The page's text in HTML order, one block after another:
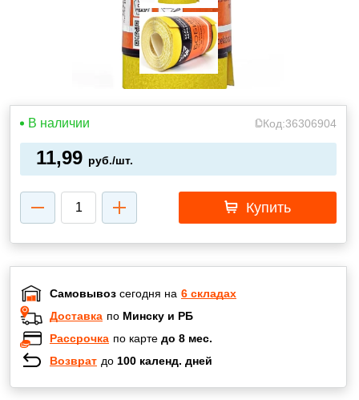
В наличии Код:36306904
11,99 руб./шт.
Купить
Самовывоз сегодня на 6 складах
Доставка по Минску и РБ
Рассрочка по карте до 8 мес.
Возврат до 100 календ. дней